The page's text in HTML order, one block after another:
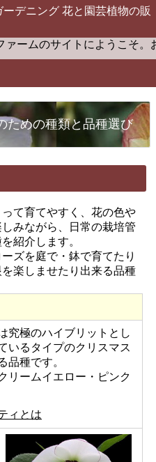
デニング 花と園芸植物の販
ムのサイトにようこそ。お
ための種類と品種選び
て育てやすく、花の色や
みながら、日常の栽培管
紹介します。
ズを庭で・鉢で育てたり
楽しませたり出来る品種
究極のハイブリットとし
いるタイプのクリスマス
品種です。
リームイエロー・ピンク
ィとは